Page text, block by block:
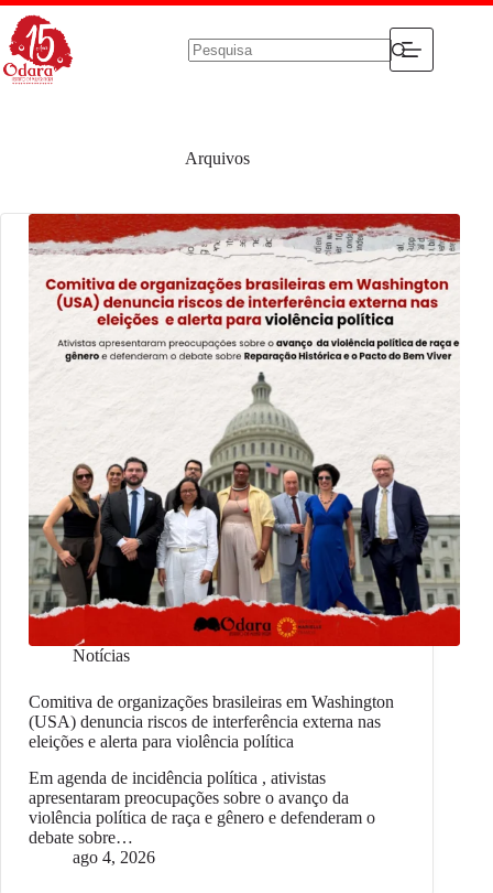
Pular
para
conteúdo
Arquivos
Notícias
Comitiva de organizações brasileiras em Washington
(USA) denuncia riscos de interferência externa nas
eleições e alerta para violência política
Em agenda de incidência política , ativistas
apresentaram preocupações sobre o avanço da
violência política de raça e gênero e defenderam o
debate sobre…
ago 4, 2026